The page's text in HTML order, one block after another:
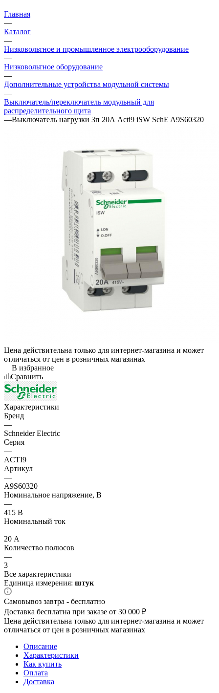
Главная
—
Каталог
—
Низковольтное и промышленное электрооборудование
—
Низковольтное оборудование
—
Дополнительные устройства модульной системы
—
Выключатель/переключатель модульный для
распределительного щита
—Выключатель нагрузки 3п 20А Acti9 iSW SchE A9S60320
Цена действительна только для интернет-магазина и может
отличаться от цен в розничных магазинах
В избранное
Сравнить
Характеристики
Бренд
—
Schneider Electric
Серия
—
ACTI9
Артикул
—
A9S60320
Номинальное напряжение, В
—
415 В
Номинальный ток
—
20 А
Количество полюсов
—
3
Все характеристики
Единица измерения: штук
Самовывоз завтра - бесплатно
Доставка бесплатна при заказе от 30 000 ₽
Цена действительна только для интернет-магазина и может
отличаться от цен в розничных магазинах
Описание
Характеристики
Как купить
Оплата
Доставка